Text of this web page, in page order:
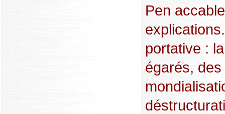
Pen
portative :
égarés,